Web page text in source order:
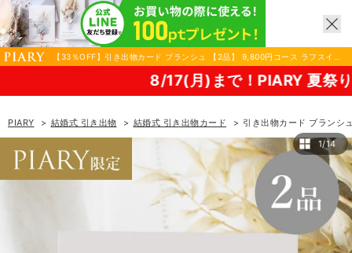
【33％OFF】引き出物カード ブランシュ 【2品】 9,800円コース ラフスイー
ト ラムール|結婚式 引き出物ならPIARY（ピアリー）
8/17(月)まで！PIARY 夏祭り2026！
PIARY 結婚式 引き出物 結婚式 引き出物カード
引き出物カード ブランシ
1/14